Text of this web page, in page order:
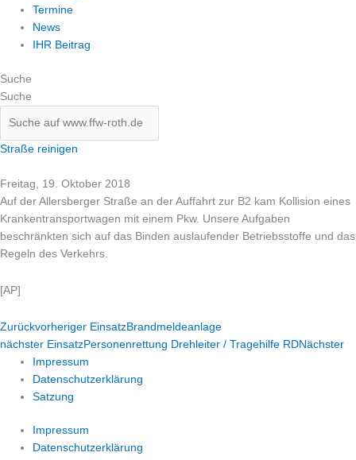
Termine
News
IHR Beitrag
Suche
Suche
Straße reinigen
Freitag, 19. Oktober 2018
Auf der Allersberger Straße an der Auffahrt zur B2 kam Kollision eines
Krankentransportwagen mit einem Pkw. Unsere Aufgaben
beschränkten sich auf das Binden auslaufender Betriebsstoffe und das
Regeln des Verkehrs.
[AP]
Zurückvorheriger EinsatzBrandmeldeanlage
nächster EinsatzPersonenrettung Drehleiter / Tragehilfe RDNächster
Impressum
Datenschutzerklärung
Satzung
Impressum
Datenschutzerklärung